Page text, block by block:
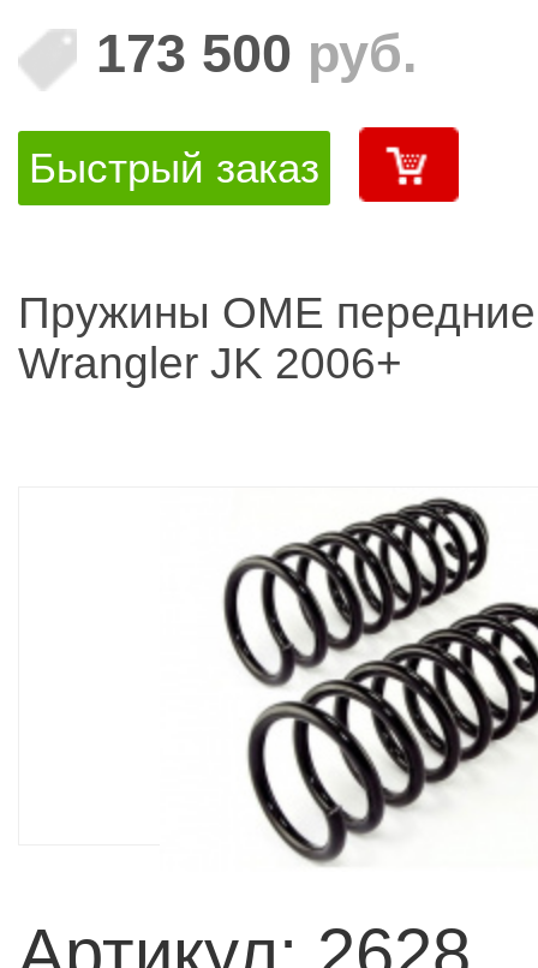
173 500 руб.
Быстрый заказ
Пружины OME
Wrangler JK 2006+